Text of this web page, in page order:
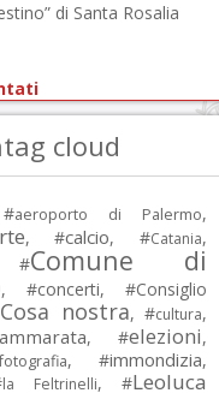
di Santa Rosalia
cloud
aeroporto di Palermo,
, #calcio, #Catania,
Comune di
, #concerti, #Consiglio
Cosa nostra, #cultura,
, #elezioni,
, #immondizia,
la Feltrinelli, #Leoluca